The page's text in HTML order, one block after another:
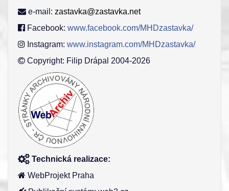
e-mail: zastavka@zastavka.net
Facebook: www.facebook.com/MHDzastavka/
Instagram: www.instagram.com/MHDzastavka/
Copyright: Filip Drápal 2004-2026
Technická realizace:
WebProjekt Praha